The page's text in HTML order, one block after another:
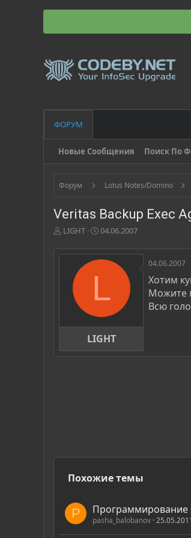
ФОРУМ
Новые Сообщения Поиск По
Форум Lotus Notes/Domino
Veritas Backup Exec
А
т
LIGHT
Д
т
а
ч
л
а
04.06.2007
L
LIGHT
04.06.2007
Хотим
Можите
Всю
Похожие темы
P Программирование
pasha_balobanov